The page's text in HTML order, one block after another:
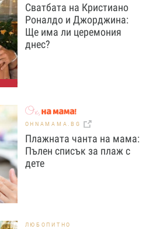
Сватбата на Кристиано
Роналдо и Джорджина:
Ще има ли церемония
днес?
OHNAMAMA.BG
Плажната чанта на мама:
Пълен списък за плаж с
дете
ЛЮБОПИТНО